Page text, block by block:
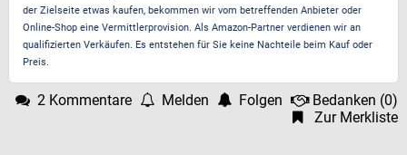
der Zielseite etwas kaufen, bekommen wir vom betreffenden Anbieter oder
Online-Shop eine Vermittlerprovision. Als Amazon-Partner verdienen wir an
qualifizierten Verkäufen. Es entstehen für Sie keine Nachteile beim Kauf oder
Preis.
2 Kommentare Melden Folgen Bedanken (0)
Zur Merkliste